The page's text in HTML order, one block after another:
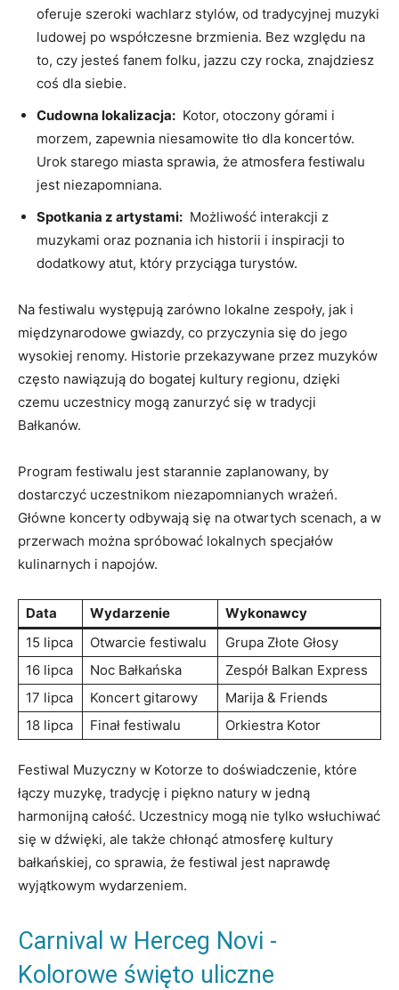
oferuje szeroki‌ wachlarz stylów, ‍od tradycyjnej muzyki
ludowej po współczesne brzmienia. Bez względu na
to, ​czy jesteś fanem folku,‍ jazzu czy rocka, znajdziesz
coś dla siebie.
Cudowna lokalizacja: ​ Kotor, otoczony górami i
morzem, zapewnia niesamowite tło dla koncertów.
Urok starego miasta sprawia, że atmosfera festiwalu
‍jest⁣ niezapomniana.
Spotkania z artystami: ​ Możliwość interakcji z
muzykami oraz‍ poznania ich ‌historii ‌i inspiracji to
dodatkowy atut, który⁤ przyciąga turystów.
Na festiwalu występują zarówno ‌lokalne ​zespoły, jak i
⁢międzynarodowe gwiazdy, co przyczynia ‍się ⁣do jego
wysokiej renomy. Historie ‌przekazywane‍ przez ‍muzyków
często nawiązują⁤ do bogatej ​kultury regionu, dzięki
czemu uczestnicy mogą zanurzyć się w ⁣tradycji
Bałkanów.
Program festiwalu‌ jest ‌starannie zaplanowany, by
dostarczyć ‌uczestnikom ‍niezapomnianych ⁤wrażeń.
Główne koncerty ⁤odbywają się na⁣ otwartych scenach, a w
przerwach można spróbować ​lokalnych specjałów
kulinarnych i napojów.
Data Wydarzenie
Wykonawcy
15 ⁢lipca
Otwarcie festiwalu
Grupa Złote Głosy
16⁣ lipca
Noc⁣ Bałkańska
Zespół‌ Balkan Express
17 lipca
Koncert gitarowy
Marija & Friends
18 lipca
Finał festiwalu Orkiestra Kotor
Festiwal Muzyczny w Kotorze to doświadczenie, które
łączy muzykę, tradycję i piękno natury w jedną​
harmonijną ⁢całość. Uczestnicy mogą nie tylko wsłuchiwać
⁢się ‌w ⁤dźwięki,​ ale także chłonąć‍ atmosferę⁣ kultury
⁢bałkańskiej, co ⁣sprawia, że festiwal jest naprawdę
wyjątkowym wydarzeniem.
Carnival w Herceg Novi ‍-
⁤Kolorowe święto uliczne